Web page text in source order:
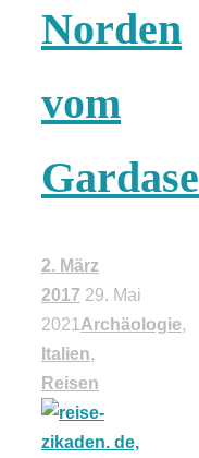
Norden
vom
2. März
2017 29. Mai
2021 Archäologie,
Italien,
Reisen